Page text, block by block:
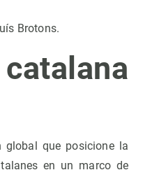
Brotons.
global que posicione la
en un marco de